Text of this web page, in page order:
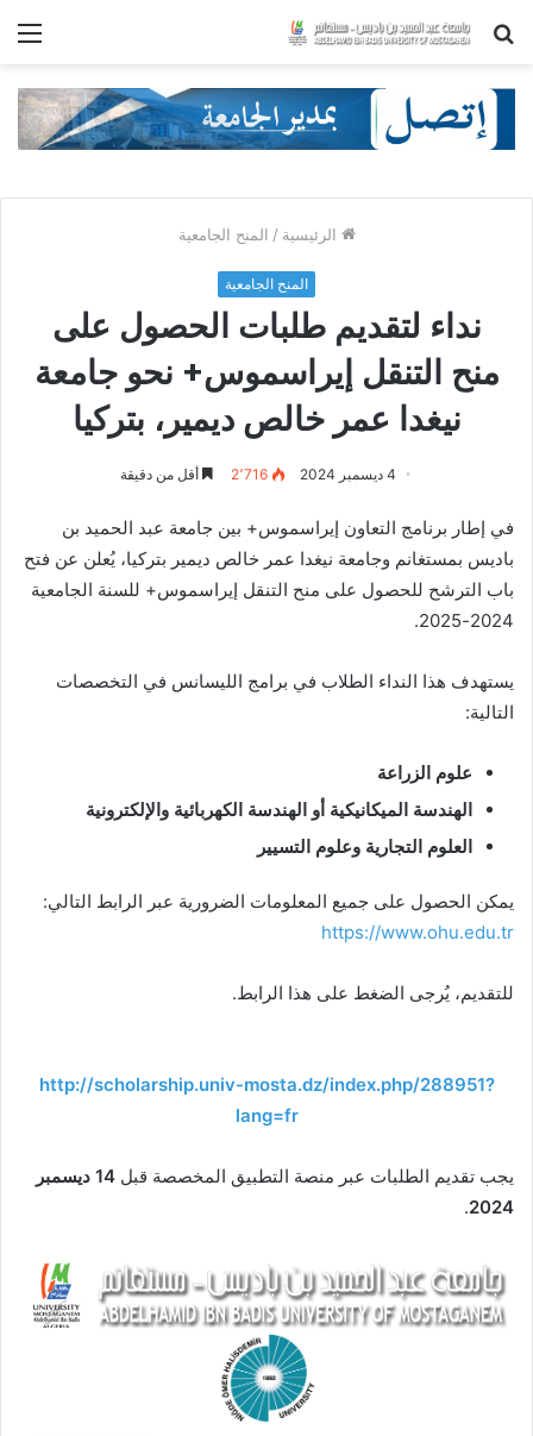
بحث
الرئيسية / المنح الجامعية
المنح الجامعية
نداء لتقديم طلبات الحصول على
منح التنقل إيراسموس+ نحو جامعة
نيغدا عمر خالص ديمير، بتركيا
4 ديسمبر 2024 2٬716 أقل من دقيقة
في إطار برنامج التعاون إيراسموس+ بين جامعة عبد الحميد بن
باديس بمستغانم وجامعة نيغدا عمر خالص ديمير بتركيا، يُعلن عن فتح
باب الترشح للحصول على منح التنقل إيراسموس+ للسنة الجامعية
2024-2025.
يستهدف هذا النداء الطلاب في برامج الليسانس في التخصصات
التالية:
علوم الزراعة
الهندسة الميكانيكية أو الهندسة الكهربائية والإلكترونية
العلوم التجارية وعلوم التسيير
يمكن الحصول على جميع المعلومات الضرورية عبر الرابط التالي:
https://www.ohu.edu.tr
للتقديم، يُرجى الضغط على هذا الرابط.
http://scholarship.univ-mosta.dz/index.php/288951?
lang=fr
يجب تقديم الطلبات عبر منصة التطبيق المخصصة قبل
14 ديسمبر
2024
.